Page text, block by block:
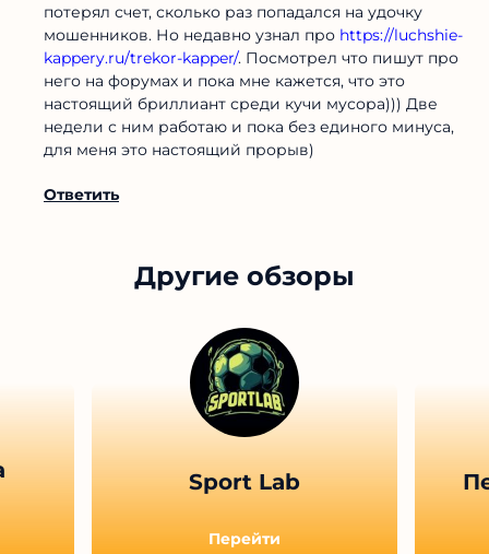
потерял счет, сколько раз попадался на удочку
мошенников. Но недавно узнал про https://luchshie-
kappery.ru/trekor-kapper/. Посмотрел что пишут про
него на форумах и пока мне кажется, что это
настоящий бриллиант среди кучи мусора))) Две
недели с ним работаю и пока без единого минуса,
для меня это настоящий прорыв)
Ответить
Другие обзоры
Sport Lab
Перейти